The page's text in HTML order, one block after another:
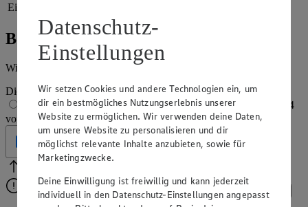
Eiweiß
Bewertung
Wie hat es dir geschmeckt?
Die Bewertung wird automatisch gespeichert
1 von 5 Sternen
2 von 5 Sternen 3 von 5 Sternen
4
von 5 Sternen
5 von 5 Sternen
Geprüft
Bitte wähle eine Bewertung aus, um fortzufahren.
Bewerten
Datenschutz-
Einstellungen
Wir setzen Cookies und andere Technologien ein, um
dir ein bestmögliches Nutzungserlebnis unserer
Website zu ermöglichen. Wir verwenden deine Daten,
um unsere Website zu personalisieren und dir
möglichst relevante Inhalte anzubieten, sowie für
Marketingzwecke.
Deine Einwilligung ist freiwillig und kann jederzeit
individuell in den Datenschutz-Einstellungen angepasst